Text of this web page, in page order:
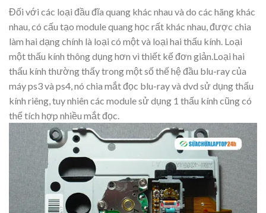
Đối với các loại đầu đĩa quang khác nhau và do các hãng khác
nhau, có cấu tạo module quang học rất khác nhau, được chia
làm hai dạng chính là loại có một và loại hai thấu kính. Loại
một thấu kính thông dụng hơn vì thiết kế đơn giản.Loại hai
thấu kính thường thấy trong một số thế hệ đầu blu-ray của
máy ps3 và ps4, nó chia mắt đọc blu-ray và dvd sử dụng thấu
kính riêng, tuy nhiên các module sử dụng 1 thấu kính cũng có
thể tích hợp nhiều mắt đọc.